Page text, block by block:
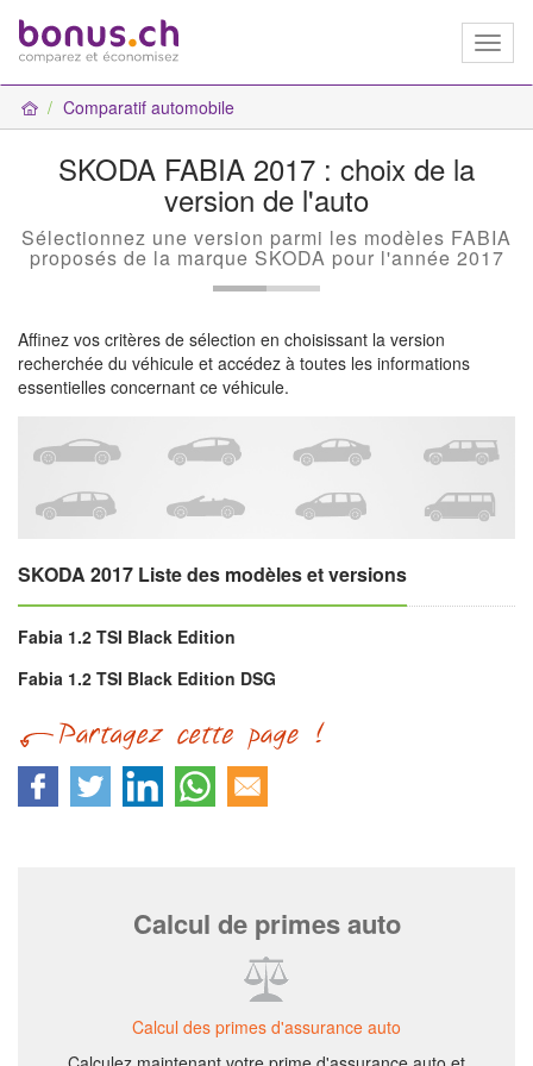
Comparatif automobile
SKODA FABIA 2017 : choix de la
version de l'auto
Sélectionnez une version parmi les modèles FABIA
proposés de la marque SKODA pour l'année 2017
Affinez vos critères de sélection en choisissant la version
recherchée du véhicule et accédez à toutes les informations
essentielles concernant ce véhicule.
SKODA 2017 Liste des modèles et versions
Fabia 1.2 TSI Black Edition
Fabia 1.2 TSI Black Edition DSG
Calcul de primes auto
Calcul des primes d'assurance auto